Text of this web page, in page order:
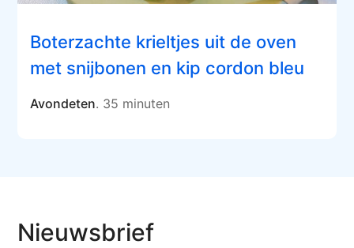
Boterzachte krieltjes uit de oven
met snijbonen en kip cordon bleu
Avondeten. 35 minuten
Nieuwsbrief